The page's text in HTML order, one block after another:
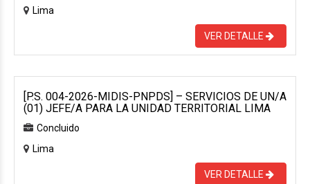
Lima
VER DETALLE
[P.S. 004-2026-MIDIS-PNPDS] – SERVICIOS DE UN/A
(01) JEFE/A PARA LA UNIDAD TERRITORIAL LIMA
Concluido
Lima
VER DETALLE